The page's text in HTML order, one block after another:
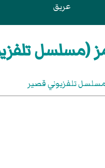
عريق
(مسلسل
تلفزيوني قصير